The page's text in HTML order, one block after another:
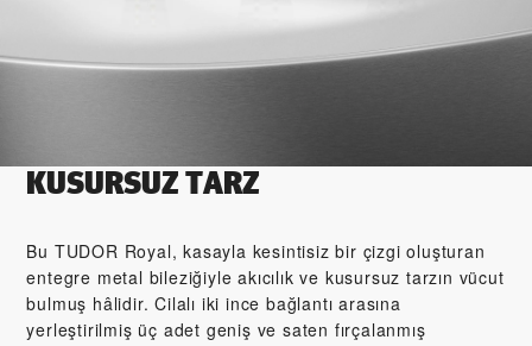
KUSURSUZ TARZ
Bu TUDOR Royal, kasayla kesintisiz bir çizgi oluşturan
entegre metal bileziğiyle akıcılık ve kusursuz tarzın vücut
bulmuş hâlidir. Cilalı iki ince bağlantı arasına
yerleştirilmiş üç adet geniş ve saten fırçalanmış